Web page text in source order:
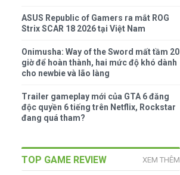
ASUS Republic of Gamers ra mắt ROG
Strix SCAR 18 2026 tại Việt Nam
Onimusha: Way of the Sword mất tầm 20
giờ để hoàn thành, hai mức độ khó dành
cho newbie và lão làng
Trailer gameplay mới của GTA 6 đăng
độc quyền 6 tiếng trên Netflix, Rockstar
đang quá tham?
TOP GAME REVIEW XEM THÊM